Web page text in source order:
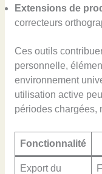
Extensions de
correcteurs
Ces outils
personnelle,
environnement
utilisation active
périodes chargées,
Fonctionnalité
Export du